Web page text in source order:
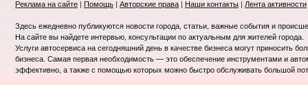
Реклама на сайте | Помощь | Авторские права | Наши контакты | Лента активности
Здесь ежедневно публикуются новости города, статьи, важные события и
На сайте вы найдете интервью, консультации по актуальным для жителей города.
Услуги автосервиса на сегодняшний день в качестве бизнеса могут приносить
бизнеса. Самая первая необходимость — это обеспечение инструментами и
эффективно, а также с помощью которых можно быстро обслуживать большой